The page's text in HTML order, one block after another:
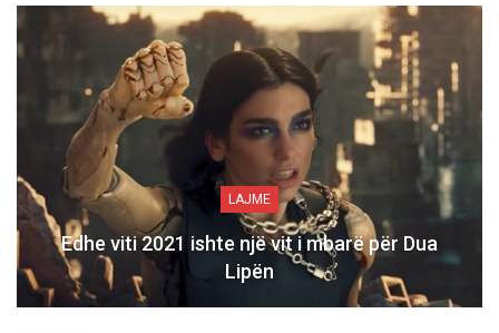
LAJME
Edhe viti 2021 ishte një vit i mbarë për Dua
Lipën